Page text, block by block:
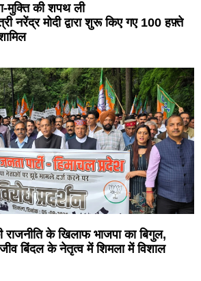
मुक्ति की शपथ ली
नरेंद्र मोदी द्वारा शुरू किए गए 100 हफ़्ते
राजनीति के खिलाफ भाजपा का बिगुल,
बिंदल के नेतृत्व में शिमला में विशाल